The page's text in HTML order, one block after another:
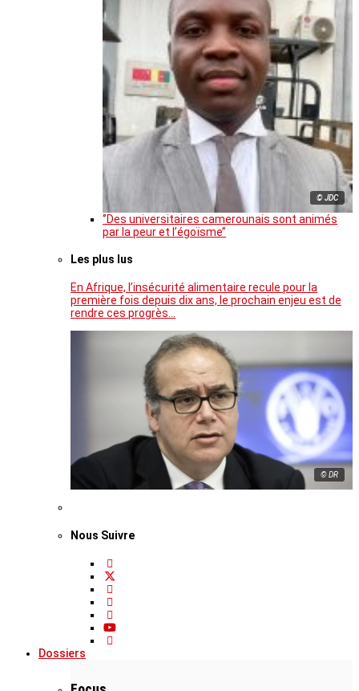
© JDC
‘’Des universitaires camerounais sont animés
par la peur et l’égoïsme’’
Les plus lus
En Afrique, l’insécurité alimentaire recule pour la
première fois depuis dix ans, le prochain enjeu est de
rendre ces progrès…
© DR
Nous Suivre
Dossiers